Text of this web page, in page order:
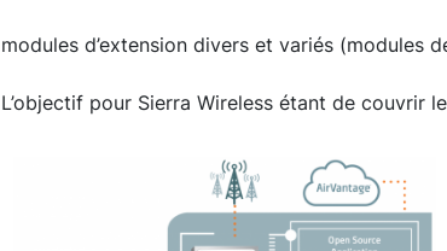
modules d’extension divers et variés (modules
L’objectif pour Sierra Wireless étant de couvrir